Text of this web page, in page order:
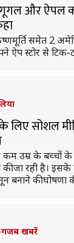
गूगल और ऐपल
समेत 2
स्टोर से टिक-
लिए सोशल
कम उम्र के बच्चों
की जा रही है। इसके
बनाने की घोषणा
खबरें